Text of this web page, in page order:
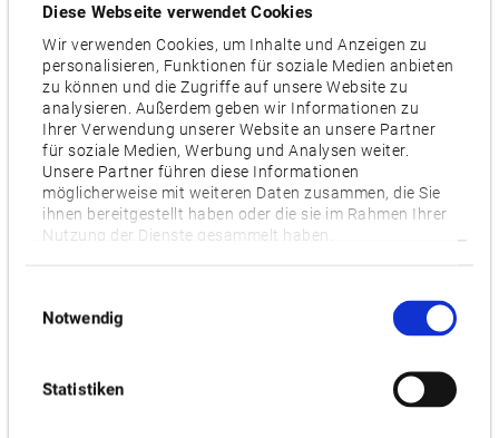
Diese Webseite verwendet Cookies
Wir verwenden Cookies, um Inhalte und Anzeigen zu
personalisieren, Funktionen für soziale Medien anbieten
zu können und die Zugriffe auf unsere Website zu
analysieren. Außerdem geben wir Informationen zu
Ihrer Verwendung unserer Website an unsere Partner
für soziale Medien, Werbung und Analysen weiter.
Unsere Partner führen diese Informationen
möglicherweise mit weiteren Daten zusammen, die Sie
ihnen bereitgestellt haben oder die sie im Rahmen Ihrer
Nutzung der Dienste gesammelt haben.
Notwendig
Statistiken
Arbeitsraum und umfangreichem Werkzeugmagazin für bis
zu 120 Werkzeuge. Ein zweiter Revolver verkürzt zudem
Zykluszeiten und steigert so die Produktivität. Auf dem
Messestand werden verschiedene Verfahren live an der
Maschine präsentiert, u. a. das Rührreibschweißen. Diese
Technologie ermöglicht nahtlose Verbindungen von
Komponenten und erhöht Flexibilität sowie Produktivität
durch das Einsparen externer Prozesse.
Simultanbearbeitung
im EMO-Gepäck. Sie führen Vertikal-,
Arbeitsgang ohne manuelle Eingriffe durch und maximieren